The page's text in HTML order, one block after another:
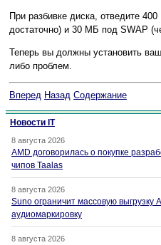
При разбивке диска, отведите
достаточно) и 30 МБ под SWAP
Теперь вы должны установить
либо проблем.
Вперед Назад Содержание
Новости IT
8 августа 2026
AMD договорилась о покупке
чипов Taalas
8 августа 2026
Suno ограничит массовую выгрузку
аудиомаркировку
8 августа 2026